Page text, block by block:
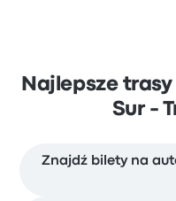
Najlepsze
Sur -
Znajdź bilety na